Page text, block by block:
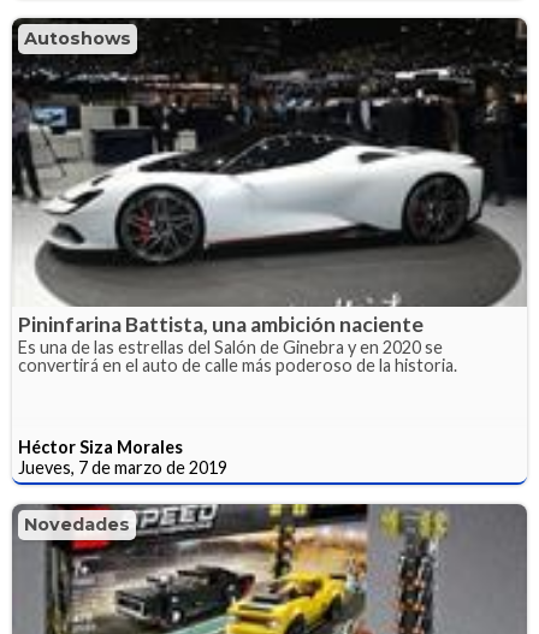
Autoshows
Pininfarina Battista, una ambición naciente
Es una de las estrellas del Salón de Ginebra y en 2020 se
convertirá en el auto de calle más poderoso de la historia.
Héctor Siza Morales
Jueves, 7 de marzo de 2019
Novedades